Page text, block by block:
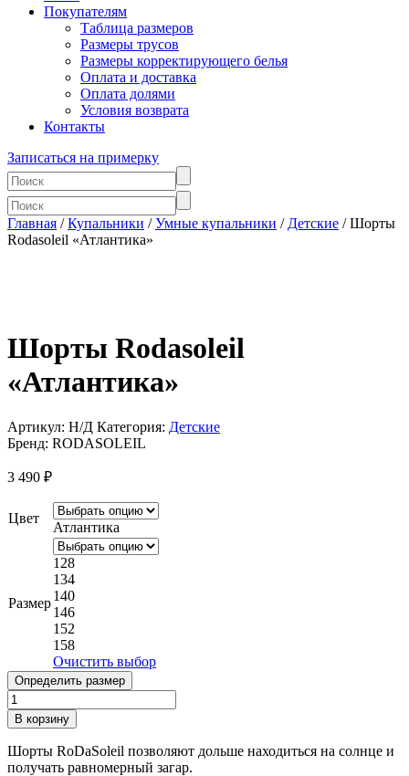
Покупателям
Таблица размеров
Размеры трусов
Размеры корректирующего белья
Оплата и доставка
Оплата долями
Условия возврата
Контакты
Записаться на примерку
Главная /Купальники /Умные купальники / Детские / Шорты
Rodasoleil «Атлантика»
Шорты Rodasoleil
«Атлантика»
Артикул: Н/Д Категория: Детские
Бренд: RODASOLEIL
3 490 ₽
Цвет
Атлантика
Размер
128
134
140
146
152
158
Очистить выбор
Определить размер
Количество
товара
Шорты
Rodasoleil
«Атлантика»
В корзину
Шорты RoDaSoleil позволяют дольше находиться на солнце и
получать равномерный загар.